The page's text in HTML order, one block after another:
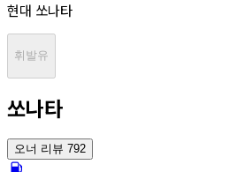
현대 쏘나타
휘발유
쏘나타
오너 리뷰 792